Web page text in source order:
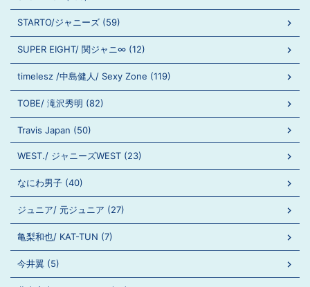
STARTO/ジャニーズ (59)
SUPER EIGHT/ 関ジャニ∞ (12)
timelesz /中島健人/ Sexy Zone (119)
TOBE/ 滝沢秀明 (82)
Travis Japan (50)
WEST./ ジャニーズWEST (23)
なにわ男子 (40)
ジュニア/ 元ジュニア (27)
亀梨和也/ KAT-TUN (7)
今井翼 (5)